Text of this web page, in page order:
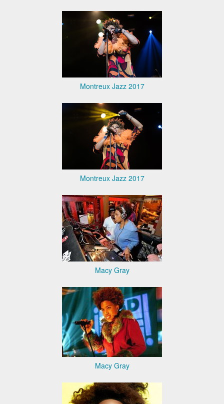
Montreux Jazz 2017
Montreux Jazz 2017
Macy Gray
Macy Gray